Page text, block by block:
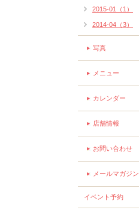
2015-01（1）
2014-04（3）
写真
メニュー
カレンダー
店舗情報
お問い合わせ
メールマガジン
イベント予約